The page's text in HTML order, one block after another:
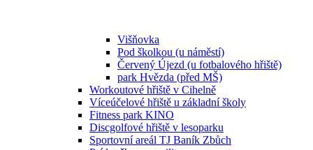
Višňovka
Pod školkou (u náměstí)
Červený Újezd (u fotbalového hřiště)
park Hvězda (před MŠ)
Workoutové hřiště v Cihelně
Víceúčelové hřiště u základní školy
Fitness park KINO
Discgolfové hřiště v lesoparku
Sportovní areál TJ Baník Zbůch